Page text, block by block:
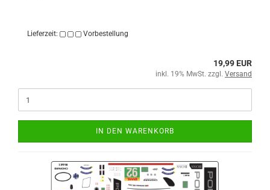
Lieferzeit: Vorbestellung
19,99 EUR
inkl. 19% MwSt. zzgl. Versand
IN DEN WARENKORB